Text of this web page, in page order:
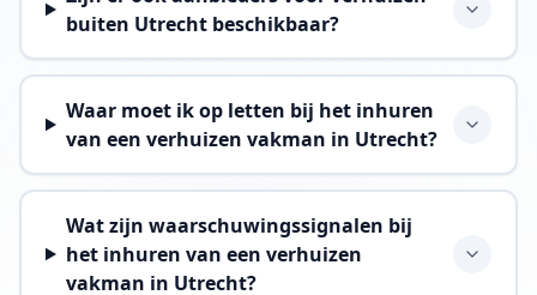
buiten Utrecht beschikbaar?
Waar moet ik op letten bij het inhuren
van een verhuizen vakman in Utrecht?
Wat zijn waarschuwingssignalen bij
het inhuren van een verhuizen
vakman in Utrecht?